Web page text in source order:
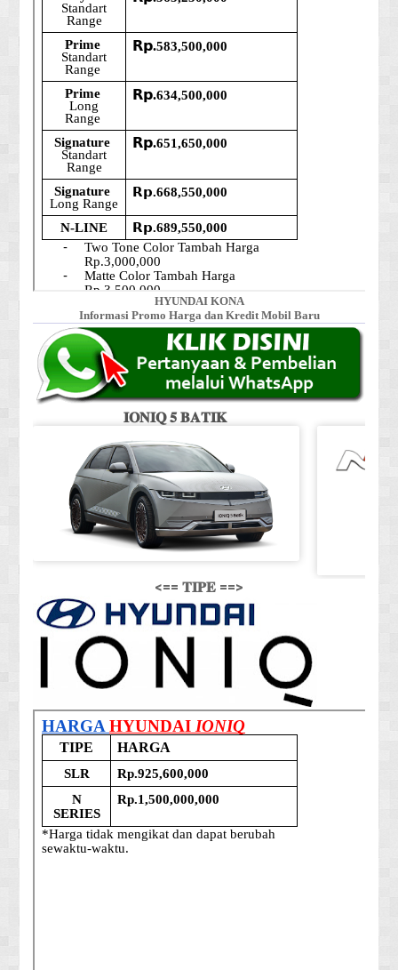
HYUNDAI KONA
Informasi Promo Harga dan Kredit Mobil Baru
𝐈𝐎𝐍𝐈𝐐 𝟓 𝐁𝐀𝐓𝐈𝐊
<== 𝐓𝐈𝐏𝐄 ==>